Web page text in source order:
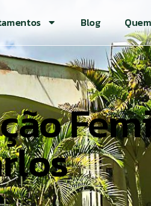
Blog